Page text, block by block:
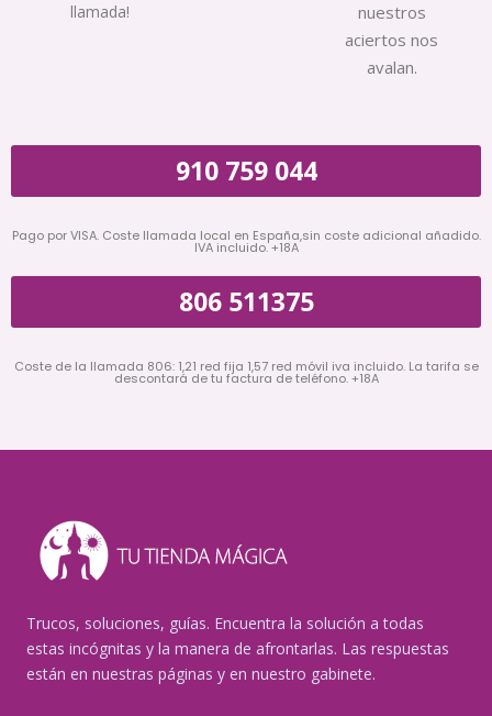
llamada!
nuestros
aciertos nos
avalan.
910 759 044
Pago por VISA. Coste llamada local en España,sin coste adicional añadido.
IVA incluido. +18A
806 511375
Coste de la llamada 806: 1,21 red fija 1,57 red móvil iva incluido. La tarifa se
descontará de tu factura de teléfono. +18A
Trucos, soluciones, guías. Encuentra la solución a todas
estas incógnitas y la manera de afrontarlas. Las respuestas
están en nuestras páginas y en nuestro gabinete.